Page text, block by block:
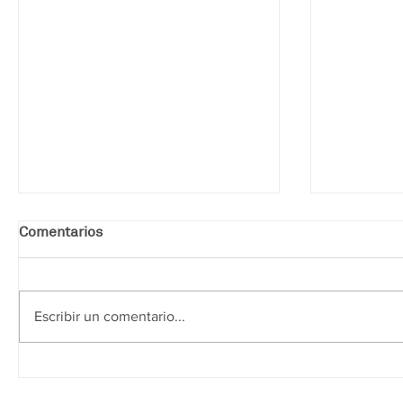
Comentarios
Escribir un comentario...